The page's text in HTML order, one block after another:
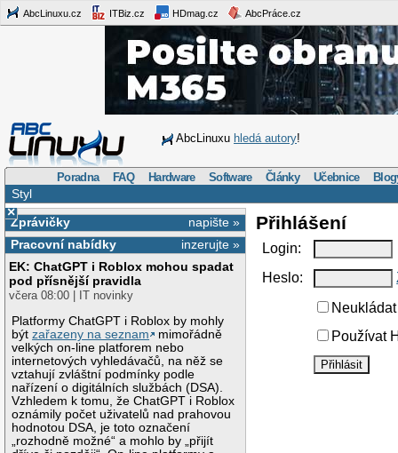
AbcLinuxu.cz ITBiz.cz HDmag.cz AbcPráce.cz
AbcLinuxu hledá autory!
Poradna FAQ Hardware Software Články Učebnice
Styl
×
napište »
Zprávičky
inzerujte »
Pracovní nabídky
EK: ChatGPT i Roblox mohou spadat
pod přísnější pravidla
včera 08:00 | IT novinky
Platformy ChatGPT i Roblox by mohly
býtzařazeny na seznam
mimořádně
velkých on-line platforem nebo
internetových vyhledávačů, na něž se
vztahují zvláštní podmínky podle
nařízení o digitálních službách (DSA).
Vzhledem k tomu, že ChatGPT i Roblox
oznámily počet uživatelů nad prahovou
hodnotou DSA, je toto označení
„rozhodně možné“ a mohlo by „přijít
Přihlášení
Login:
Heslo:
Používat